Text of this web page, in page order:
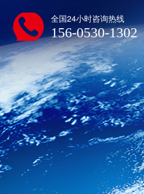
全国24小时咨询热线
156-0530-1302